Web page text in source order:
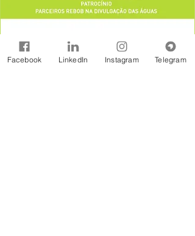
Facebook LinkedIn Instagram Telegram